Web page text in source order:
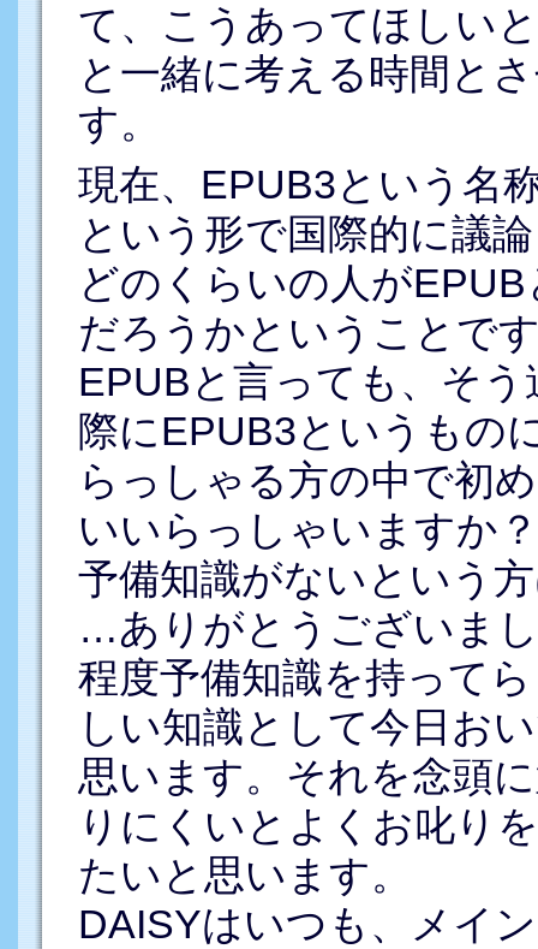
て、こうあってほしい
と一緒に考える時間と
す。
現在、EPUB3という名
という形で国際的に議
どのくらいの人が
だろうかということで
EPUBと言っても、そ
際にEPUB3というもの
らっしゃる方の中で初
いいらっしゃいますか
予備知識がないという
…ありがとうございま
程度予備知識を持って
しい知識として今日お
思います。それを念頭
りにくいとよくお叱り
たいと思います。
DAISYはいつも、メイ